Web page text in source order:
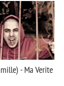
- Ma Verite